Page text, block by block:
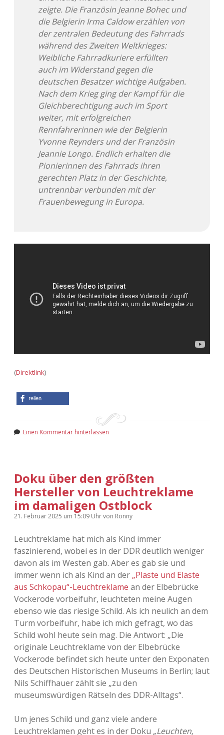
zeigte. Die Französin Jeanne Bohec und
die Belgierin Irma Caldow erzählen von
der zentralen Bedeutung des Fahrrads
während des Zweiten Weltkrieges:
Weibliche Fahrradkuriere erfüllten
auch im Widerstand gegen die
deutschen Besatzer wichtige Aufgaben.
Nach dem Krieg ging der Kampf für die
Gleichberechtigung auch im Sport
weiter, mit erfolgreichen
Rennfahrerinnen wie der Belgierin
Yvonne Reynders und der Französin
Jeannie Longo. Endlich erhalten die
Pionierinnen des Fahrrads ihren
gerechten Platz in der Geschichte,
untrennbar verbunden mit der
Frauenbewegung in Europa.
(Direktlink)
teilen
Einen Kommentar hinterlassen
Doku über den größten
Hersteller von Leuchtreklame
im damaligen Ostblock
21. Februar 2025 um 15:09 Uhrvon Ronny
Leuchtreklame hat mich als Kind immer
faszinierend, wobei es in der DDR deutlich weniger
davon als im Westen gab. Aber es gab sie und
immer wenn ich als Kind an der „Plaste und Elaste
aus Schkopau“-Leuchtreklame an der Elbebrücke
Vockerode vorbeifuhr, leuchteten meine Augen
ebenso wie das riesige Schild. Als ich neulich an dem
Turm vorbeifuhr, habe ich mich gefragt, wo das
Schild wohl heute sein mag. Die Antwort: „Die
originale Leuchtreklame von der Elbebrücke
Vockerode befindet sich heute unter den Exponaten
des Deutschen Historischen Museums in Berlin; laut
Nils Schiffhauer zählt sie „zu den
museumswürdigen Rätseln des DDR-Alltags“.
Um jenes Schild und ganz viele andere
Leuchtreklamen geht es in der Doku „Leuchten,